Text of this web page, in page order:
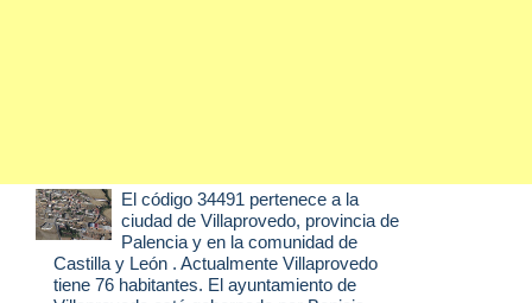
El código 34491 pertenece a la
ciudad de Villaprovedo, provincia de
Palencia y en la comunidad de
Castilla y León . Actualmente Villaprovedo
tiene 76 habitantes. El ayuntamiento de